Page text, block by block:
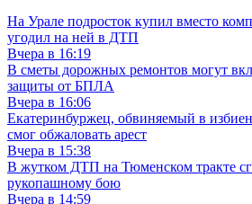
На Урале подросток купил вместо
угодил на ней в ДТП
Вчера в 16:19
В сметы дорожных ремонтов могут
защиты от БПЛА
Вчера в 16:06
Екатеринбуржец, обвиняемый в
смог обжаловать арест
Вчера в 15:38
В жутком ДТП на Тюменском тракте
рукопашному бою
Вчера в 14:59